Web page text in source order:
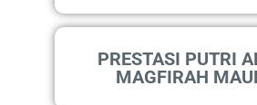
PRESTASI PUTRI
MAGFIRAH